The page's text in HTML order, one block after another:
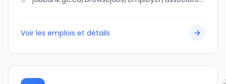
Voir les emplois et détails